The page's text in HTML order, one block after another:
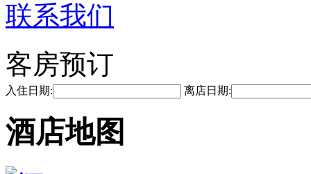
联系我们
客房预订
入住日期: 离店日期:
酒店地图